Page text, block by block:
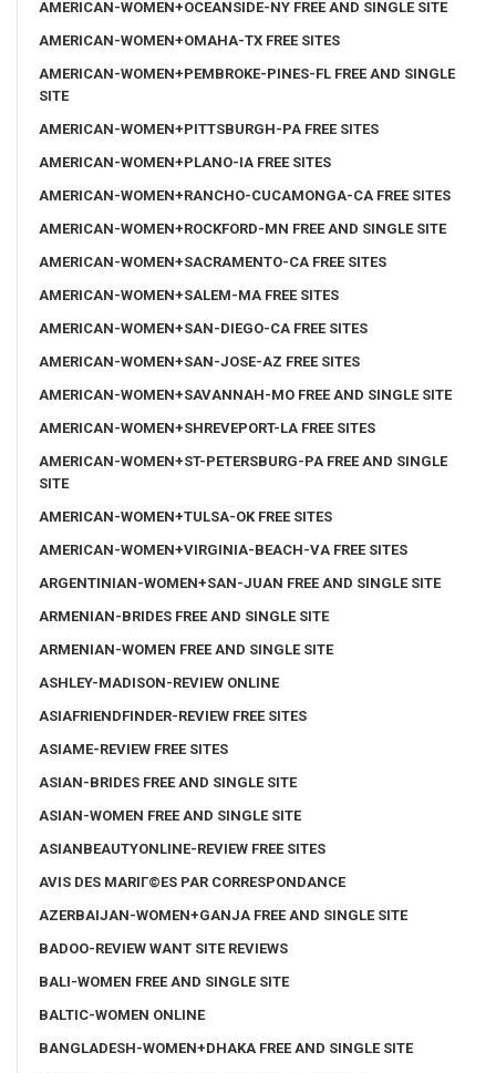
AMERICAN-WOMEN+OCEANSIDE-NY FREE AND SINGLE SITE
AMERICAN-WOMEN+OMAHA-TX FREE SITES
AMERICAN-WOMEN+PEMBROKE-PINES-FL FREE AND SINGLE
SITE
AMERICAN-WOMEN+PITTSBURGH-PA FREE SITES
AMERICAN-WOMEN+PLANO-IA FREE SITES
AMERICAN-WOMEN+RANCHO-CUCAMONGA-CA FREE SITES
AMERICAN-WOMEN+ROCKFORD-MN FREE AND SINGLE SITE
AMERICAN-WOMEN+SACRAMENTO-CA FREE SITES
AMERICAN-WOMEN+SALEM-MA FREE SITES
AMERICAN-WOMEN+SAN-DIEGO-CA FREE SITES
AMERICAN-WOMEN+SAN-JOSE-AZ FREE SITES
AMERICAN-WOMEN+SAVANNAH-MO FREE AND SINGLE SITE
AMERICAN-WOMEN+SHREVEPORT-LA FREE SITES
AMERICAN-WOMEN+ST-PETERSBURG-PA FREE AND SINGLE
SITE
AMERICAN-WOMEN+TULSA-OK FREE SITES
AMERICAN-WOMEN+VIRGINIA-BEACH-VA FREE SITES
ARGENTINIAN-WOMEN+SAN-JUAN FREE AND SINGLE SITE
ARMENIAN-BRIDES FREE AND SINGLE SITE
ARMENIAN-WOMEN FREE AND SINGLE SITE
ASHLEY-MADISON-REVIEW ONLINE
ASIAFRIENDFINDER-REVIEW FREE SITES
ASIAME-REVIEW FREE SITES
ASIAN-BRIDES FREE AND SINGLE SITE
ASIAN-WOMEN FREE AND SINGLE SITE
ASIANBEAUTYONLINE-REVIEW FREE SITES
AVIS DES MARIГ©ES PAR CORRESPONDANCE
AZERBAIJAN-WOMEN+GANJA FREE AND SINGLE SITE
BADOO-REVIEW WANT SITE REVIEWS
BALI-WOMEN FREE AND SINGLE SITE
BALTIC-WOMEN ONLINE
BANGLADESH-WOMEN+DHAKA FREE AND SINGLE SITE